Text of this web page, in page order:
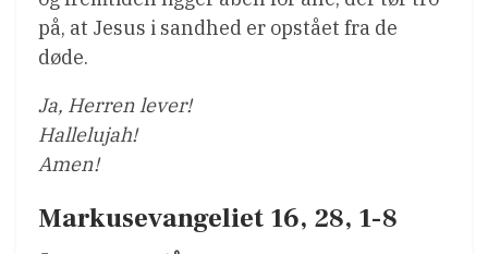
på, at Jesus i sandhed er opstået fra de
døde.
Ja, Herren lever!
Hallelujah!
Amen!
Markusevangeliet 16, 28, 1-8